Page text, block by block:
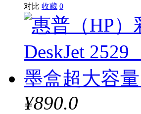
对比 收藏 0
¥890.0